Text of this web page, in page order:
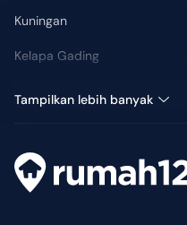
Kuningan
Kelapa Gading
Tampilkan lebih banyak